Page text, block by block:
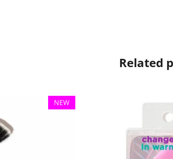
Related
NEW